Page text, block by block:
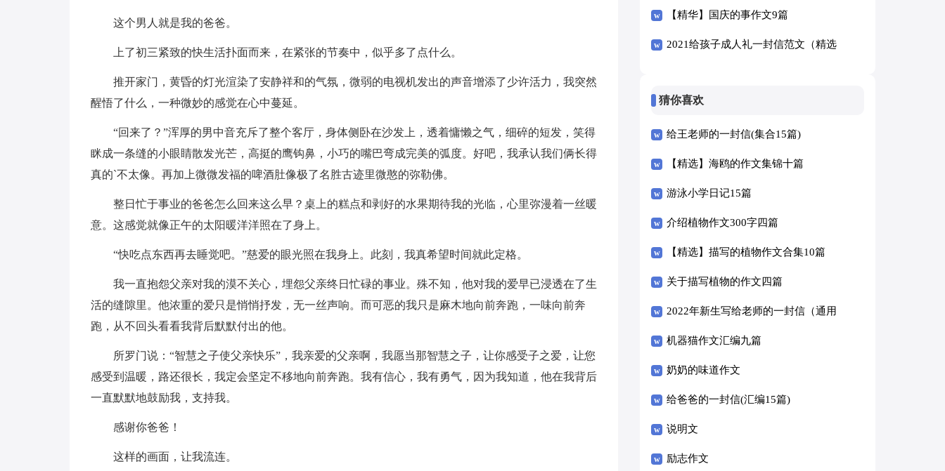
这个男人就是我的爸爸。
上了初三紧致的快生活扑面而来，在紧张的节奏中，似乎多了点什么。
推开家门，黄昏的灯光渲染了安静祥和的气氛，微弱的电视机发出的声音增添了少许活力，我突然
醒悟了什么，一种微妙的感觉在心中蔓延。
“回来了？”浑厚的男中音充斥了整个客厅，身体侧卧在沙发上，透着慵懒之气，细碎的短发，笑得
眯成一条缝的小眼睛散发光芒，高挺的鹰钩鼻，小巧的嘴巴弯成完美的弧度。好吧，我承认我们俩长得
真的`不太像。再加上微微发福的啤酒肚像极了名胜古迹里微憨的弥勒佛。
整日忙于事业的爸爸怎么回来这么早？桌上的糕点和剥好的水果期待我的光临，心里弥漫着一丝暖
意。这感觉就像正午的太阳暖洋洋照在了身上。
“快吃点东西再去睡觉吧。”慈爱的眼光照在我身上。此刻，我真希望时间就此定格。
我一直抱怨父亲对我的漠不关心，埋怨父亲终日忙碌的事业。殊不知，他对我的爱早已浸透在了生
活的缝隙里。他浓重的爱只是悄悄抒发，无一丝声响。而可恶的我只是麻木地向前奔跑，一味向前奔
跑，从不回头看看我背后默默付出的他。
所罗门说：“智慧之子使父亲快乐”，我亲爱的父亲啊，我愿当那智慧之子，让你感受子之爱，让您
感受到温暖，路还很长，我定会坚定不移地向前奔跑。我有信心，我有勇气，因为我知道，他在我背后
一直默默地鼓励我，支持我。
感谢你爸爸！
这样的画面，让我流连。
【精华】国庆的事作文9篇
2021给孩子成人礼一封信范文（精选
猜你喜欢
给王老师的一封信(集合15篇)
【精选】海鸥的作文集锦十篇
游泳小学日记15篇
介绍植物作文300字四篇
【精选】描写的植物作文合集10篇
关于描写植物的作文四篇
2022年新生写给老师的一封信（通用
8篇）
机器猫作文汇编九篇
奶奶的味道作文
给爸爸的一封信(汇编15篇)
说明文
励志作文